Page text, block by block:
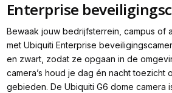
Enterprise
Bewaak jouw bedrijfsterrein, campus of
met Ubiquiti Enterprise
en zwart, zodat ze opgaan in de
camera’s houd je dag én nacht toezicht
gebieden. De Ubiquiti G6 dome camera